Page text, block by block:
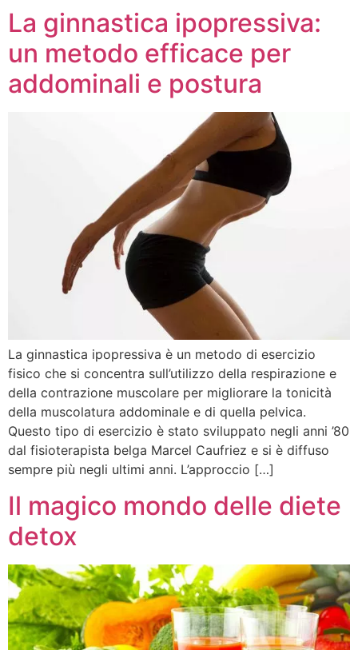
La ginnastica ipopressiva:
un metodo efficace per
addominali e postura
La ginnastica ipopressiva è un metodo di esercizio
fisico che si concentra sull’utilizzo della respirazione e
della contrazione muscolare per migliorare la tonicità
della muscolatura addominale e di quella pelvica.
Questo tipo di esercizio è stato sviluppato negli anni ’80
dal fisioterapista belga Marcel Caufriez e si è diffuso
sempre più negli ultimi anni. L’approccio […]
Il magico mondo delle diete
detox